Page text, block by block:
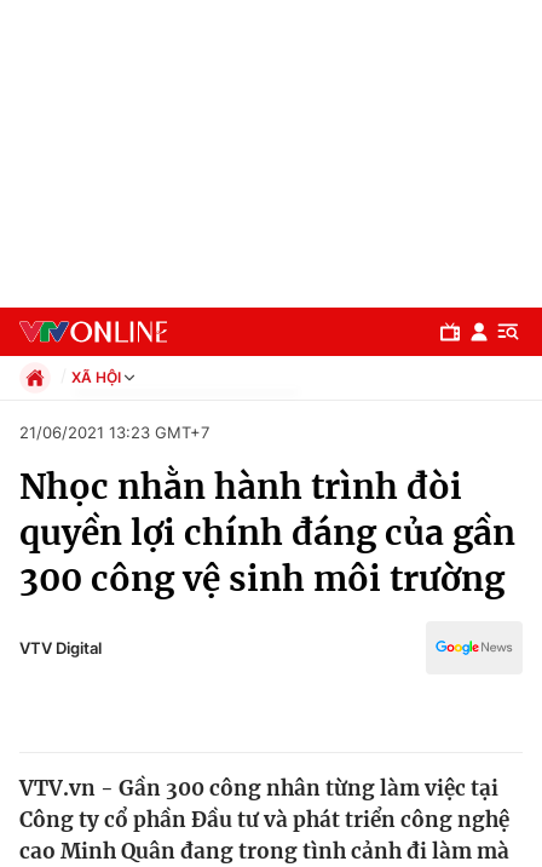
Chuyên mục
Chính trị
Thế giới
XÃ HỘI
Xã hội
Pháp luật
Kinh tế
Thể thao
Truyền hình
Văn hóa - Giải trí
21/06/2021 13:23 GMT+7
Nhọc nhằn hành trình đòi
quyền lợi chính đáng của gần
300 công vệ sinh môi trường
VTV Digital
VTV.vn - Gần 300 công nhân từng làm việc tại
Công ty cổ phần Đầu tư và phát triển công nghệ
cao Minh Quân đang trong tình cảnh đi làm mà